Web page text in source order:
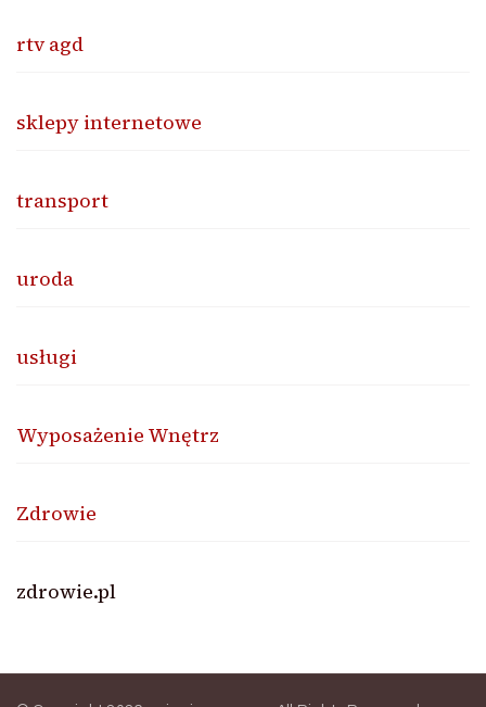
rtv agd
sklepy internetowe
transport
uroda
usługi
Wyposażenie Wnętrz
Zdrowie
zdrowie.pl